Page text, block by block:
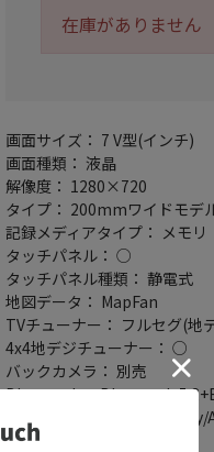
在庫がありません
画面サイズ： 7 V型(インチ)
画面種類： 液晶
解像度： 1280×720
タイプ： 200mmワイドモデ
記録メディアタイプ： メモリ
タッチパネル： ○
タッチパネル種類： 静電式
地図データ： MapFan
TVチューナー： フルセグ(地
4x4地デジチューナー： ○
バックカメラ： 別売
Bluetooth： Bluetooth
スマホ連携： Apple
ハンズフリー機能： ○